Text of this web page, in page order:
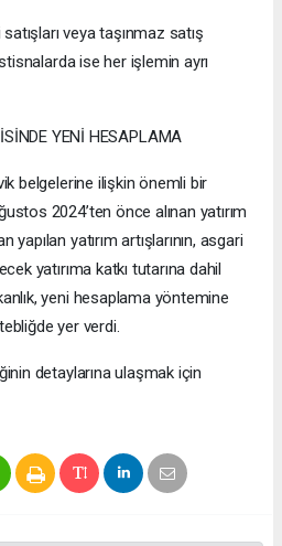
veya taşınmaz satış
ise her işlemin ayrı
YENİ HESAPLAMA
belgelerine ilişkin önemli bir
2024’ten önce alınan yatırım
yatırım artışlarının, asgari
yatırıma katkı tutarına dahil
yeni hesaplama yöntemine
yer verdi.
detaylarına ulaşmak için